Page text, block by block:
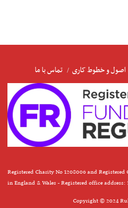
اصول و خطوط کاری تماس با ما
Registered Charity No 1208006 and Registered
in England & Wales - Registered office address:
Copyright © 2024